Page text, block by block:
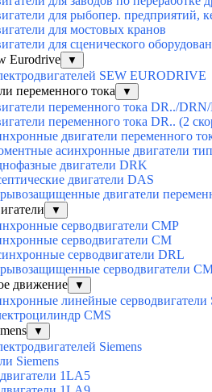
для рыбопер. предприятий,
для мостовых кранов
для сценического
Eurodrive
▼
SEW EURODRIVE
переменного тока
▼
переменного тока DR../DRN/
переменного тока DR.. (2
двигатели переменного
асинхронные двигатели
двигатели DRK
двигатели DAS
двигатели
▼
серводвигатели CMP
серводвигатели CM
серводвигатели DRL
серводвигатели
движение
▼
линейные серводвигатели
CMS
▼
Siemens
Siemens
1LA5